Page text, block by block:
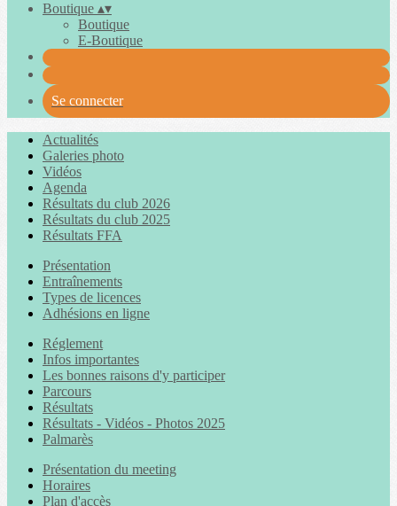
Boutique ▴▾
Boutique
E-Boutique
Se connecter
Actualités
Galeries photo
Vidéos
Agenda
Résultats du club 2026
Résultats du club 2025
Résultats FFA
Présentation
Entraînements
Types de licences
Adhésions en ligne
Réglement
Infos importantes
Les bonnes raisons d'y participer
Parcours
Résultats
Résultats - Vidéos - Photos 2025
Palmarès
Présentation du meeting
Horaires
Plan d'accès